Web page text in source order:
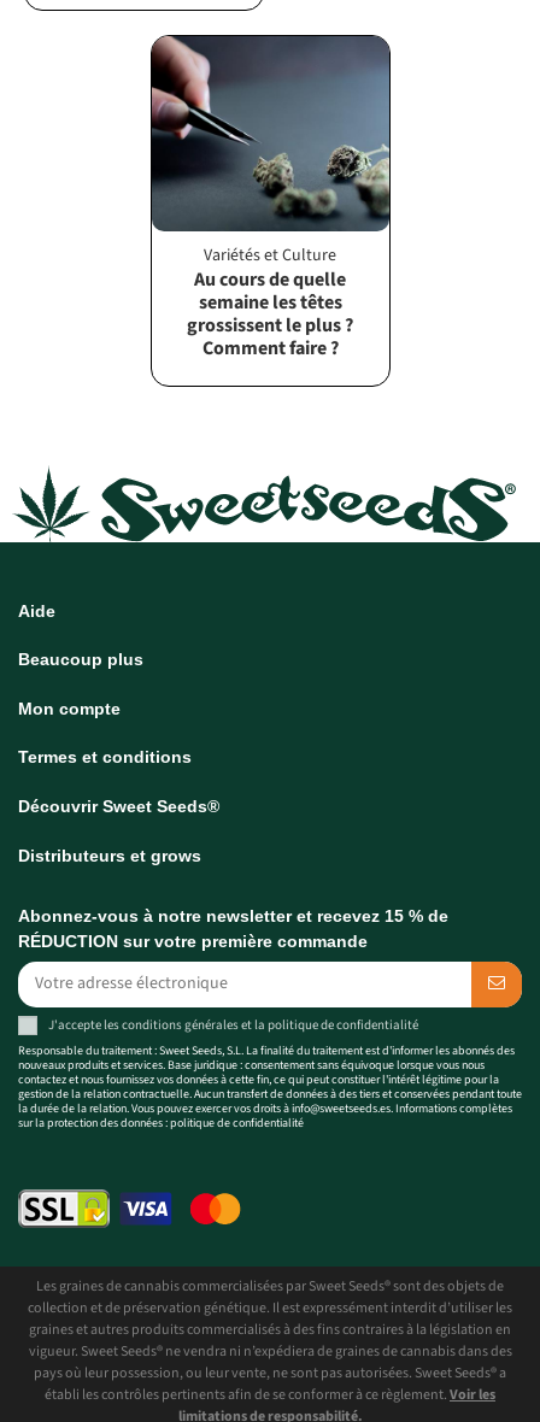
Variétés et Culture
Au cours de quelle
semaine les têtes
grossissent le plus ?
Comment faire ?
Aide
Beaucoup plus
Mon compte
Termes et conditions
Découvrir Sweet Seeds®
Distributeurs et grows
Abonnez-vous à notre newsletter et recevez 15 % de
RÉDUCTION sur votre première commande
J'accepte lesconditions généraleset la politique de confidentialité
Responsable du traitement : Sweet Seeds, S.L. La finalité du traitement est d'informer les abonnés des
nouveaux produits et services. Base juridique : consentement sans équivoque lorsque vous nous
contactez et nous fournissez vos données à cette fin, ce qui peut constituer l'intérêt légitime pour la
gestion de la relation contractuelle. Aucun transfert de données à des tiers et conservées pendant toute
la durée de la relation. Vous pouvez exercer vos droits àinfo@sweetseeds.es. Informations complètes
sur la protection des données :politique de confidentialité
Les graines de cannabis commercialisées par Sweet Seeds® sont des objets de
collection et de préservation génétique. Il est expressément interdit d’utiliser les
graines et autres produits commercialisés à des fins contraires à la législation en
vigueur. Sweet Seeds® ne vendra ni n’expédiera de graines de cannabis dans des
pays où leur possession, ou leur vente, ne sont pas autorisées. Sweet Seeds® a
établi les contrôles pertinents afin de se conformer à ce règlement.Voir les
limitations de responsabilité.